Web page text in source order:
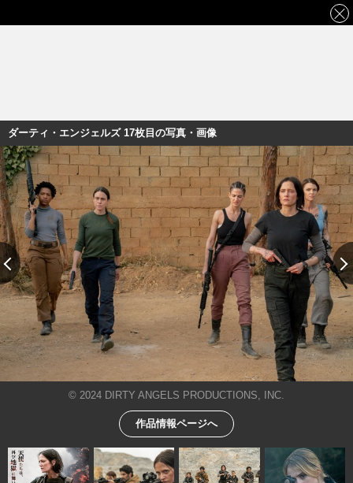
ダーティ・エンジェルズ 17枚目の写真・画像
© 2024 DIRTY ANGELS PRODUCTIONS, INC.
作品情報ページへ